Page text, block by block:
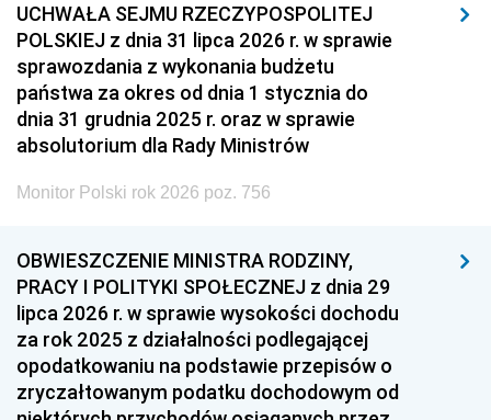
UCHWAŁA SEJMU RZECZYPOSPOLITEJ
POLSKIEJ z dnia 31 lipca 2026 r. w sprawie
sprawozdania z wykonania budżetu
państwa za okres od dnia 1 stycznia do
dnia 31 grudnia 2025 r. oraz w sprawie
absolutorium dla Rady Ministrów
Monitor Polski rok 2026 poz. 756
OBWIESZCZENIE MINISTRA RODZINY,
PRACY I POLITYKI SPOŁECZNEJ z dnia 29
lipca 2026 r. w sprawie wysokości dochodu
za rok 2025 z działalności podlegającej
opodatkowaniu na podstawie przepisów o
zryczałtowanym podatku dochodowym od